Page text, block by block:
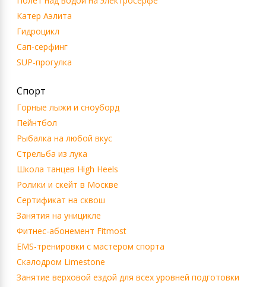
Катер Аэлита
Гидроцикл
Сап-серфинг
SUP-прогулка
Спорт
Горные лыжи и сноуборд
Пейнтбол
Рыбалка на любой вкус
Стрельба из лука
Школа танцев High Heels
Ролики и скейт в Москве
Сертификат на сквош
Занятия на уницикле
Фитнес-абонемент Fitmost
EMS-тренировки с мастером спорта
Скалодром Limestone
Занятие верховой ездой для всех уровней подготовки